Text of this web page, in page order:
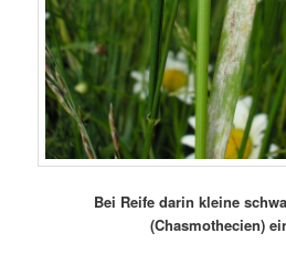
Bei Reife darin kleine
(Chasmothecien)